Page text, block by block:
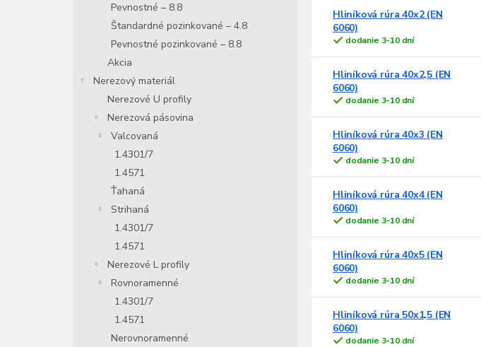
Pevnostné – 8.8
Štandardné pozinkované – 4.8
Pevnostné pozinkované – 8.8
Akcia
Nerezový materiál
Nerezové U profily
Nerezová pásovina
Valcovaná
1.4301/7
1.4571
Ťahaná
Strihaná
1.4301/7
1.4571
Nerezové L profily
Rovnoramenné
1.4301/7
1.4571
Nerovnoramenné
Hliníková rúra 40x2 (EN
6060)
dodanie 3-10 dní
Hliníková rúra 40x2,5 (EN
6060)
dodanie 3-10 dní
Hliníková rúra 40x3 (EN
6060)
dodanie 3-10 dní
Hliníková rúra 40x4 (EN
6060)
dodanie 3-10 dní
Hliníková rúra 40x5 (EN
6060)
dodanie 3-10 dní
Hliníková rúra 50x1,5 (EN
6060)
dodanie 3-10 dní